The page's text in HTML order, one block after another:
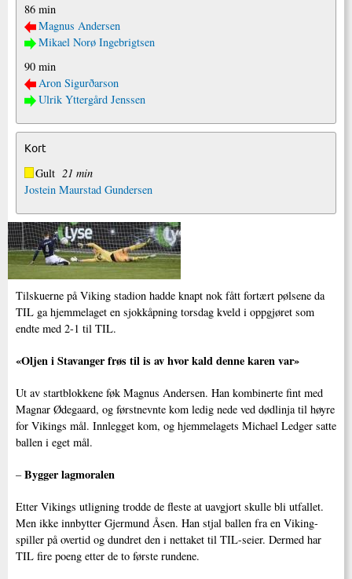
86 min
Magnus Andersen
Mikael Norø Ingebrigtsen
90 min
Aron Sigurðarson
Ulrik Yttergård Jenssen
Kort
Gult 21 min
Jostein Maurstad Gundersen
Tilskuerne på Viking stadion hadde knapt nok fått fortært pølsene da
TIL ga hjemmelaget en sjokkåpning torsdag kveld i oppgjøret som
endte med 2-1 til TIL.
«Oljen i Stavanger frøs til is av hvor kald denne karen var»
Ut av startblokkene føk Magnus Andersen. Han kombinerte fint med
Magnar Ødegaard, og førstnevnte kom ledig nede ved dødlinja til høyre
for Vikings mål. Innlegget kom, og hjemmelagets Michael Ledger satte
ballen i eget mål.
–Bygger lagmoralen
Etter Vikings utligning trodde de fleste at uavgjort skulle bli utfallet.
Men ikke innbytter Gjermund Åsen. Han stjal ballen fra en Viking-
spiller på overtid og dundret den i nettaket til TIL-seier. Dermed har
TIL fire poeng etter de to første rundene.